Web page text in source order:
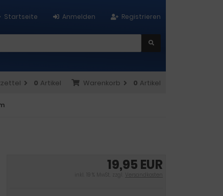
Registrieren
Anmelden
Startseite
Warenkorb 0 Artikel
0 Artikel
19,95 EUR
inkl. 19 % MwSt. zzgl. Versandkosten